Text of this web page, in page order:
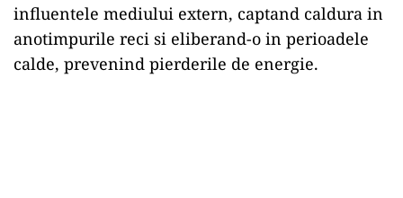
influentele mediului extern, captand caldura in
anotimpurile reci si eliberand-o in perioadele
calde, prevenind pierderile de energie.